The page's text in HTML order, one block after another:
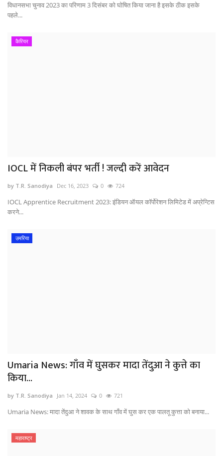
विधानसभा चुनाव 2023 का परिणाम 3 दिसंबर को घोषित किया जाना है इसके ठीक इसके
पहले...
कैरियर
IOCL में निकली बंपर भर्ती ! जल्दी करें आवेदन
by T.R. Sanodiya Dec 16, 2023 0 724
IOCL Apprentice Recruitment 2023: इंडियन ऑयल कॉर्पोरेशन लिमिटेड में अप्रेन्टिस
करने...
उमरिया
Umaria News: गाँव में घुसकर मादा तेंदुआ ने कुत्ते का
किया...
by T.R. Sanodiya Jan 14, 2024 0 721
Umaria News: मादा तेंदुआ ने शावक के साथ गाँव में घुस कर एक पालतू कुत्ता को बनाया...
महाराष्ट्र